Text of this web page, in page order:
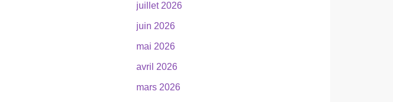
juillet 2026
juin 2026
mai 2026
avril 2026
mars 2026